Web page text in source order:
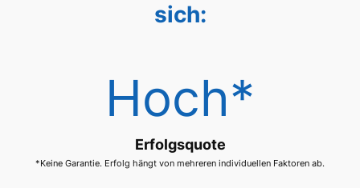
sich:
Hoch*
Erfolgsquote
*Keine Garantie. Erfolg hängt von mehreren individuellen Faktoren ab.